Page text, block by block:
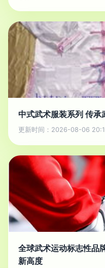
中式武术服装系列 传承
更新时间：2026-08-06
全球武术运动标志性品
新高度